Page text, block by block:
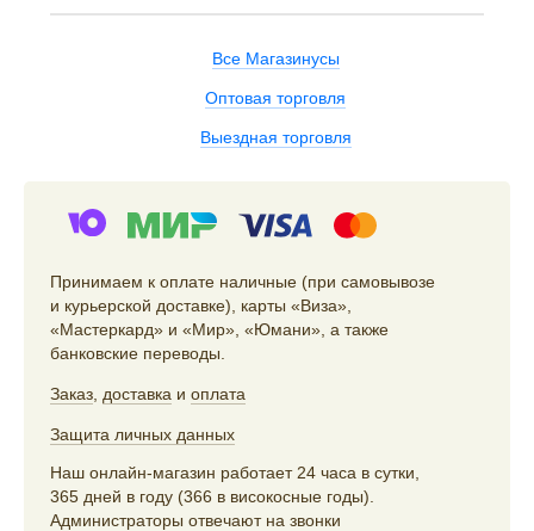
Все Магазинусы
Оптовая торговля
Выездная торговля
Принимаем к оплате наличные (при самовывозе
и курьерской доставке), карты «Виза»,
«Мастеркард» и «Мир», «Юмани», а также
банковские переводы.
Заказ доставка и оплата
Защита личных данных
Наш онлайн-магазин работает 24 часа в сутки,
365 дней в году (366 в високосные годы).
Администраторы отвечают на звонки